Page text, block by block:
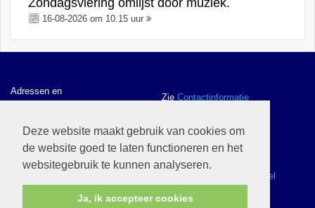
Deze website maakt gebruik van cookies om
de website goed te laten functioneren en het
websitegebruik te kunnen analyseren.
Ja, ik accepteer cookies
Zondagsviering omlijst door muziek.
16-08-2026 om 10.15 uur
Adressen en
contactgegevens
Zie Contactinformatie
ANBI gegevens en
ZieANBI
Ik wil naar de webwinkel